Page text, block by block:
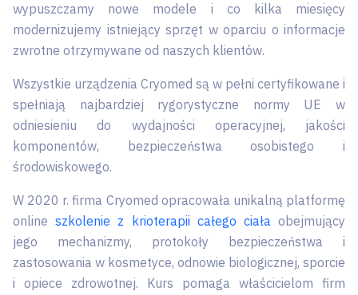
wypuszczamy nowe modele i co kilka miesięcy
modernizujemy istniejący sprzęt w oparciu o informacje
zwrotne otrzymywane od naszych klientów.
Wszystkie urządzenia Cryomed są w pełni certyfikowane i
spełniają najbardziej rygorystyczne normy UE w
odniesieniu do wydajności operacyjnej, jakości
komponentów, bezpieczeństwa osobistego i
środowiskowego.
W 2020 r. firma Cryomed opracowała unikalną platformę
onlineszkolenie z krioterapii całego ciałaobejmujący
jego mechanizmy, protokoły bezpieczeństwa i
zastosowania w kosmetyce, odnowie biologicznej, sporcie
i opiece zdrowotnej. Kurs pomaga właścicielom firm